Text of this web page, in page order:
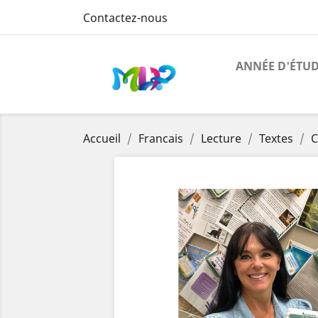
Contactez-nous
ANNÉE
Accueil Francais Lecture Textes